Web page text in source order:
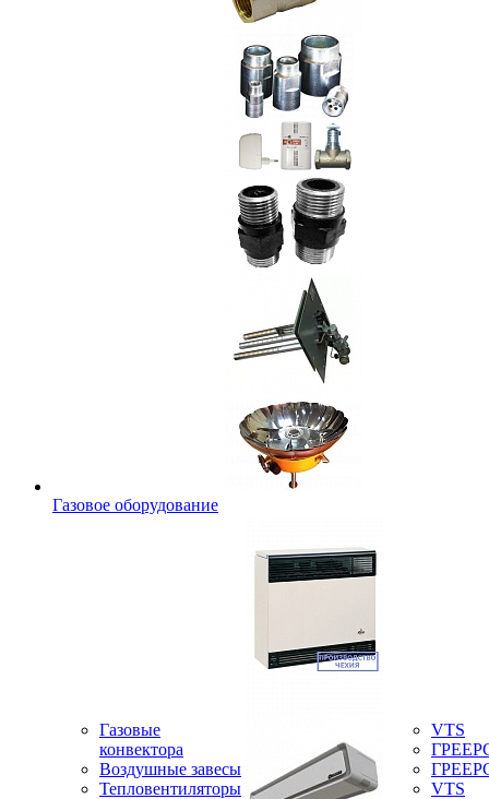
Газовое оборудование
Газовые
конвектора
Воздушные завесы
Тепловентиляторы
VTS
VTS